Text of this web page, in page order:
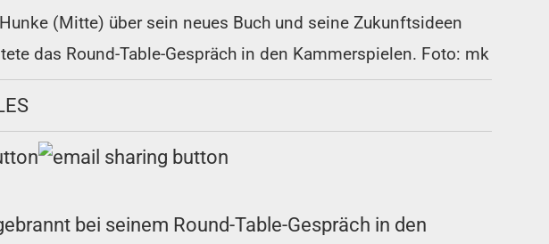
(Mitte) über sein neues Buch und seine Zukunftsideen
das Round-Table-Gespräch in den Kammerspielen. Foto: mk
bei seinem Round-Table-Gespräch in den